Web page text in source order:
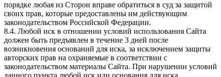
порядке любая из Сторон вправе обратиться в суд за защитой
своих прав, которые предоставлены им действующим
законодательством Российской Федерации.
8.4. Любой иск в отношении условий использования Сайта
должен быть предъявлен в течение 3 дней после
возникновения оснований для иска, за исключением защиты
авторских прав на охраняемые в соответствии с
законодательством материалы Сайта. При нарушении условий